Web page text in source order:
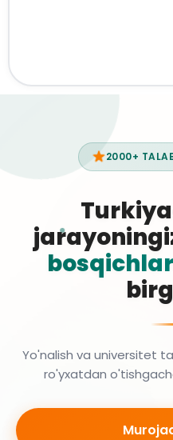
2000+
Yo'nalish va universitet
ro'yxatdan